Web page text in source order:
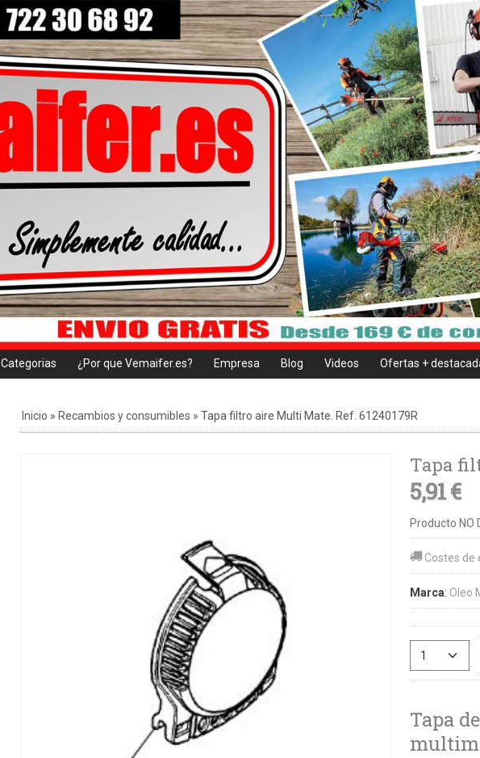
Categorias ¿Por que Vemaifer.es? Empresa Blog Videos Ofertas +
Inicio » Recambios y consumibles » Tapa filtro aire Multi Mate. Ref. 61240179R
Tapa
5,91 €
Producto NO
Costes de
Marca: Oleo
Tapa